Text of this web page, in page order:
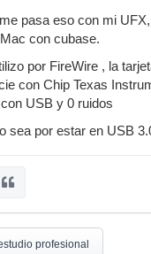
pasa eso con mi
con cubase.
por FireWire , la
con Chip Texas
USB y 0 ruidos
sea por estar en USB
profesional